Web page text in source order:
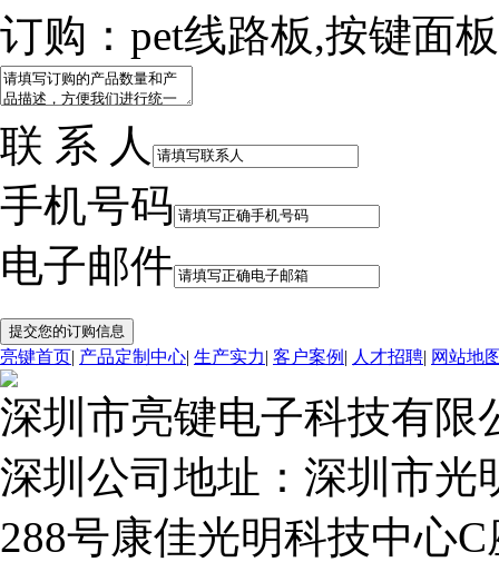
订购：pet线路板,按键面
联 系 人
手机号码
电子邮件
亮键首页| 产品定制中心| 生产实力| 客户案例 | 人才招聘| 网站地
深圳市亮键电子科技有限
深圳公司地址：深圳市光
288号康佳光明科技中心C